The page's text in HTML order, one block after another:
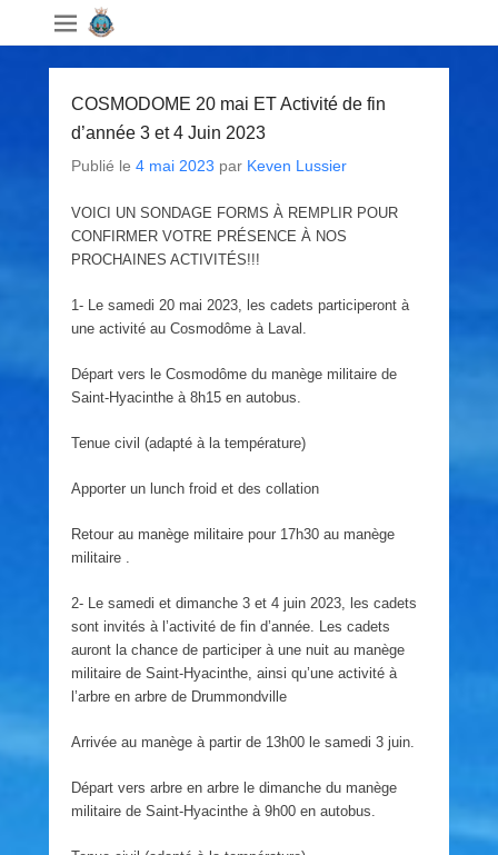
COSMODOME 20 mai ET Activité de fin
d’année 3 et 4 Juin 2023
Publié le 4 mai 2023 par Keven Lussier
VOICI UN SONDAGE FORMS À REMPLIR POUR
CONFIRMER VOTRE PRÉSENCE À NOS
PROCHAINES ACTIVITÉS!!!
1- Le samedi 20 mai 2023, les cadets participeront à
une activité au Cosmodôme à Laval.
Départ vers le Cosmodôme du manège militaire de
Saint-Hyacinthe à 8h15 en autobus.
Tenue civil (adapté à la température)
Apporter un lunch froid et des collation
Retour au manège militaire pour 17h30 au manège
militaire .
2- Le samedi et dimanche 3 et 4 juin 2023, les cadets
sont invités à l’activité de fin d’année. Les cadets
auront la chance de participer à une nuit au manège
militaire de Saint-Hyacinthe, ainsi qu’une activité à
l’arbre en arbre de Drummondville
Arrivée au manège à partir de 13h00 le samedi 3 juin.
Départ vers arbre en arbre le dimanche du manège
militaire de Saint-Hyacinthe à 9h00 en autobus.